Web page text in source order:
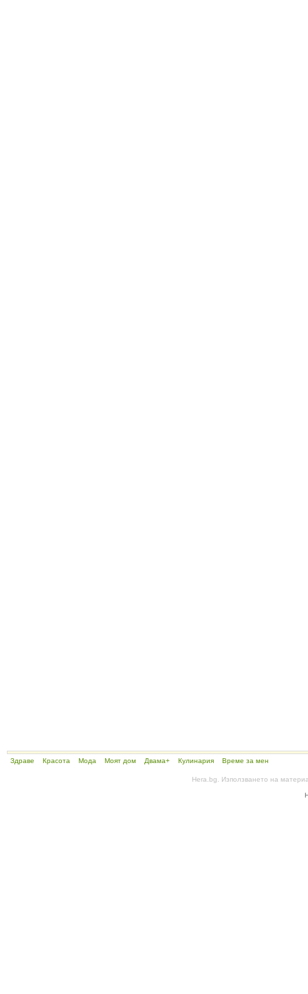
Здраве Красота Мода Моят дом Двама+ Кулинария Време за мен
Hera.bg. Използването на